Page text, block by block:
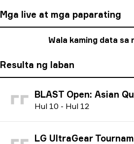
Mga live at mga paparating
Wala kaming data sa
Resulta ng laban
BLAST Open: Asian
Hul 10 - Hul 12
LG UltraGear